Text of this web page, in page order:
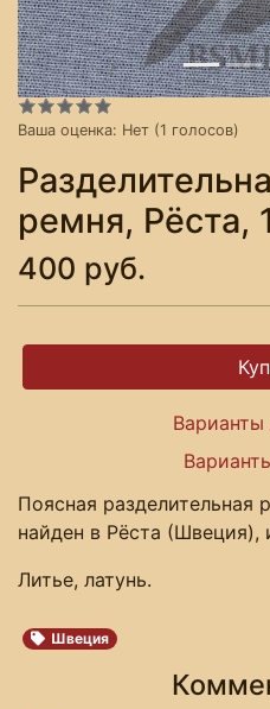
Ваша оценка: Нет (1 голосов)
ремня, Рёста,
400 руб.
Варианты
Поясная разделительная
найден в Рёста (Швеция),
Литье, латунь.
Швеция